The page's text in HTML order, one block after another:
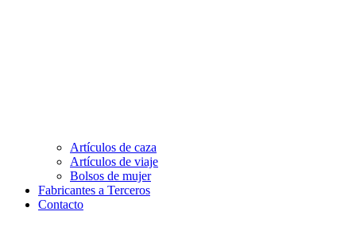
Artículos de caza
Artículos de viaje
Bolsos de mujer
Fabricantes a Terceros
Contacto